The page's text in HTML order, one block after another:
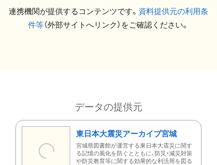
連携機関が提供するコンテンツです。 資料提供元の利用条
件等（外部サイトへリンク）をご確認ください。
データの提供元
東日本大震災アーカイブ宮城
宮城県図書館が運営する東日本大震災に関す
る記憶の風化を防ぐとともに、防災・減災対策
や防災教育等に関する効果的な利活用を図る